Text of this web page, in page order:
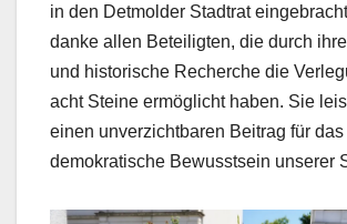
in den Detmolder Stadtrat
danke allen Beteiligten, die durch
und historische Recherche die
acht Steine ermöglicht haben. Sie
einen unverzichtbaren Beitrag für das
demokratische Bewusstsein unserer